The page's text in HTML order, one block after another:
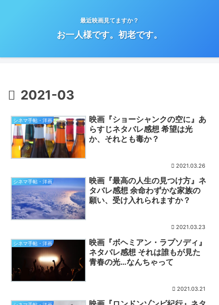
最近映画見てますか？
お一人様です。初老です。
2021-03
シネマ手帖・洋画
映画『ショーシャンクの空に』あ
らすじネタバレ感想 希望は光
か、それとも毒か？
2021.03.26
シネマ手帖・洋画
映画『最高の人生の見つけ方』ネ
タバレ感想 余命わずかな家族の
願い、受け入れられますか？
2021.03.23
シネマ手帖・洋画
映画『ボヘミアン・ラプソディ』
ネタバレ感想 それは誰もが見た
青春の光…なんちゃって
2021.03.21